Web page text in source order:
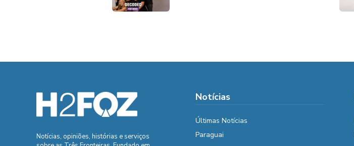
Notícias, opiniões, histórias e serviços
Notícias
Últimas Notícias
Paraguai